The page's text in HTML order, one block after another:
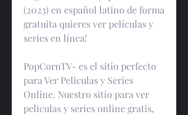
(2023) en español latino de forma
gratuita quieres ver películas y
series en línea!
PopCornTV- es el sitio perfecto
para Ver Peliculas y Series
Online. Nuestro sitio para ver
peliculas y series online gratis,